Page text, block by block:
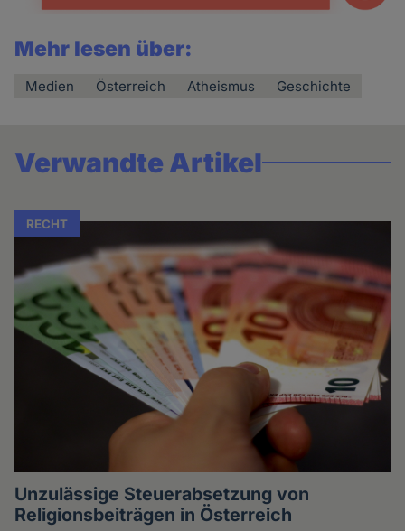
Mehr lesen über:
Medien Österreich Atheismus Geschichte
Verwandte Artikel
RECHT
Unzulässige Steuerabsetzung von
Religionsbeiträgen in Österreich